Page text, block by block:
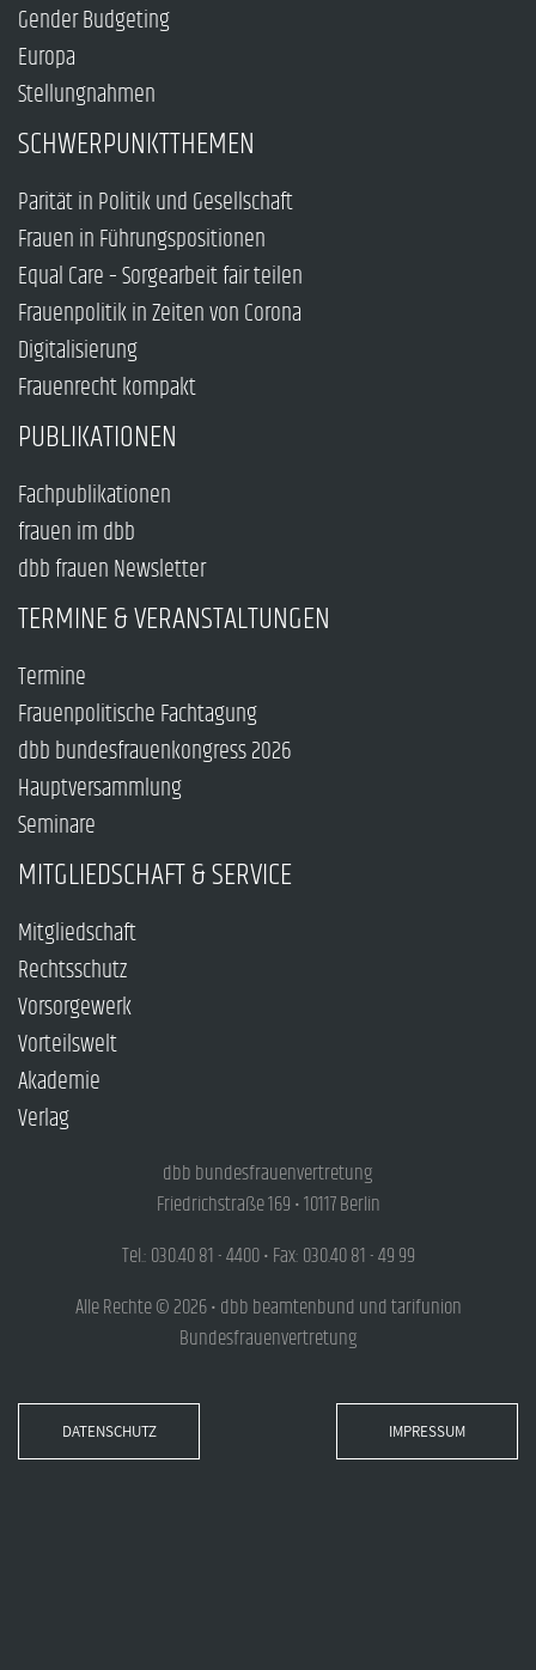
Gender Budgeting
Europa
Stellungnahmen
SCHWERPUNKTTHEMEN
Parität in Politik und Gesellschaft
Frauen in Führungspositionen
Equal Care – Sorgearbeit fair teilen
Frauenpolitik in Zeiten von Corona
Digitalisierung
Frauenrecht kompakt
PUBLIKATIONEN
Fachpublikationen
frauen im dbb
dbb frauen Newsletter
TERMINE & VERANSTALTUNGEN
Termine
Frauenpolitische Fachtagung
dbb bundesfrauenkongress 2026
Hauptversammlung
Seminare
MITGLIEDSCHAFT & SERVICE
Mitgliedschaft
Rechtsschutz
Vorsorgewerk
Vorteilswelt
Akademie
Verlag
dbb bundesfrauenvertretung
Friedrichstraße 169 • 10117 Berlin
Tel.: 030.40 81 - 4400 • Fax: 030.40 81 - 49 99
Alle Rechte © 2026 • dbb beamtenbund und tarifunion
Bundesfrauenvertretung
DATENSCHUTZ IMPRESSUM